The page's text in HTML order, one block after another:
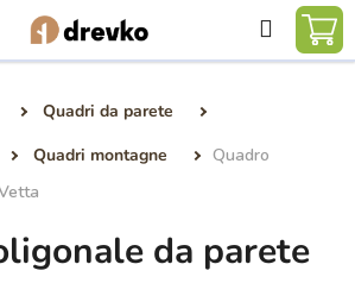
Ricerca
Quadri da parete
Quadri montagne
Quadro
da parete